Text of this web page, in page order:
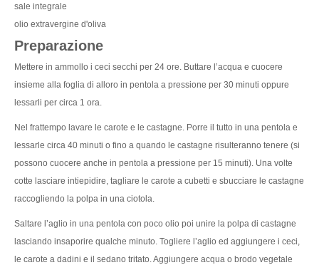
sale integrale
olio extravergine d'oliva
Preparazione
Mettere in ammollo i ceci secchi per 24 ore. Buttare l’acqua e cuocere
insieme alla foglia di alloro in pentola a pressione per 30 minuti oppure
lessarli per circa 1 ora.
Nel frattempo lavare le carote e le castagne. Porre il tutto in una pentola e
lessarle circa 40 minuti o fino a quando le castagne risulteranno tenere (si
possono cuocere anche in pentola a pressione per 15 minuti). Una volte
cotte lasciare intiepidire, tagliare le carote a cubetti e sbucciare le castagne
raccogliendo la polpa in una ciotola.
Saltare l’aglio in una pentola con poco olio poi unire la polpa di castagne
lasciando insaporire qualche minuto. Togliere l’aglio ed aggiungere i ceci,
le carote a dadini e il sedano tritato. Aggiungere acqua o brodo vegetale